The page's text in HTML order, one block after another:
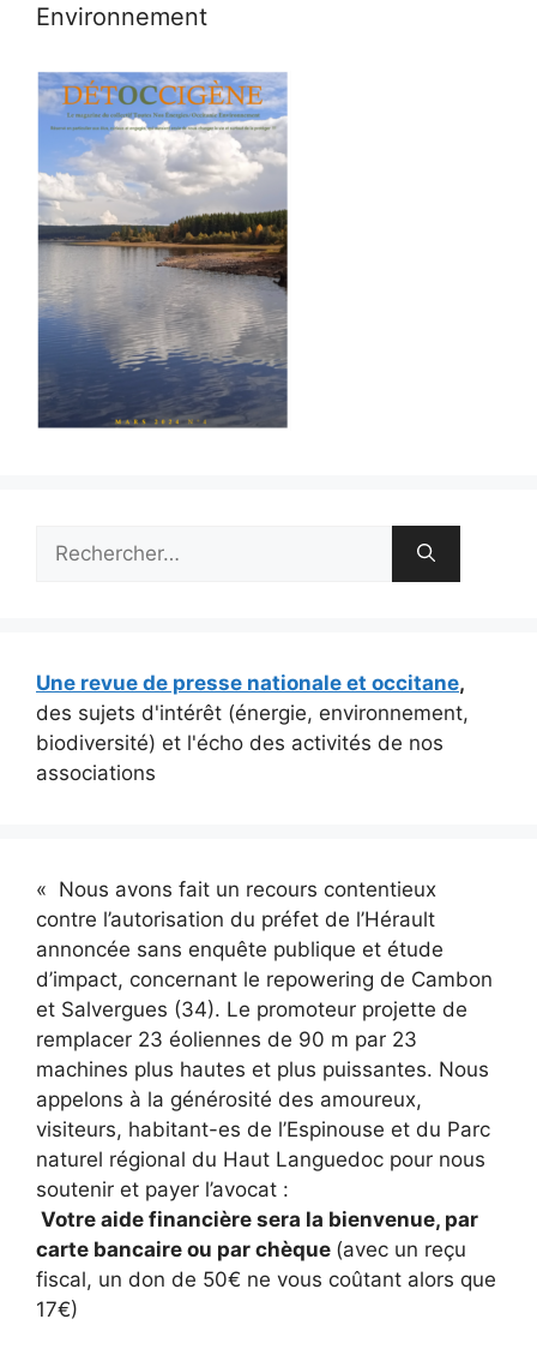
Environnement
Une revue de presse nationale et occitane,
des sujets d'intérêt (énergie, environnement,
biodiversité) et l'écho des activités de nos
associations
« Nous avons fait un recours contentieux
contre l’autorisation du préfet de l’Hérault
annoncée sans enquête publique et étude
d’impact, concernant le repowering de Cambon
et Salvergues (34). Le promoteur projette de
remplacer 23 éoliennes de 90 m par 23
machines plus hautes et plus puissantes. Nous
appelons à la générosité des amoureux,
visiteurs, habitant-es de l’Espinouse et du Parc
naturel régional du Haut Languedoc pour nous
soutenir et payer l’avocat :
Votre aide financière sera la bienvenue, par
carte bancaire ou par chèque (avec un reçu
fiscal, un don de 50€ ne vous coûtant alors que
17€)